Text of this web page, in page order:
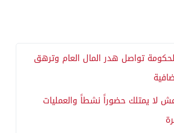
تواصل هدر المال العام وترهق
لا يمتلك حضوراً نشطاً والعمليات